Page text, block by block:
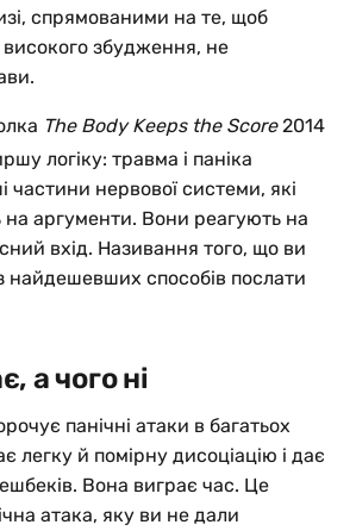
спрямованими на те, щоб
збудження, не
The Body Keeps the Score2014
логіку: травма і паніка
частини нервової системи, які
на аргументи. Вони реагують на
вхід. Називання того, що ви
найдешевших способів послати
а чого ні
панічні атаки в багатьох
легку й помірну дисоціацію і дає
Вона виграє час. Це
атака, яку ви не дали